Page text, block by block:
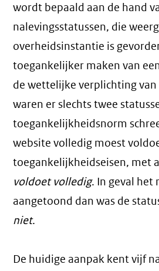
wordt bepaald aan de hand
nalevingsstatussen, die
overheidsinstantie is
toegankelijker maken van
de wettelijke verplichting
waren er slechts twee
toegankelijkheidsnorm
website volledig moest
toegankelijkheidseisen, met
voldoet volledig. In geval het
aangetoond dan was de
niet.
De huidige aanpak kent vijf